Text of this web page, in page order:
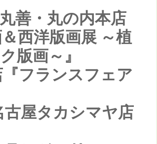
善・丸の内本店
西洋版画展 ～植
版画～』
フランスフェア
屋タカシマヤ店